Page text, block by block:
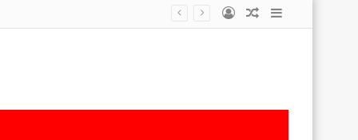
Sidebar
Random
Log